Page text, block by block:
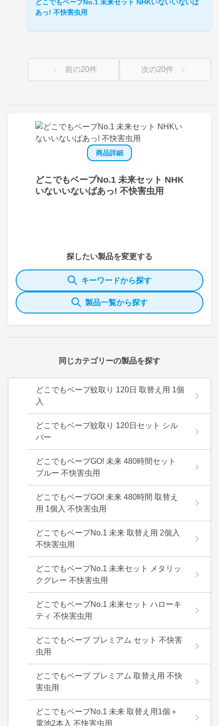
商品詳細
どこでもベープNo.1 未来セット NHK
いないいないばあっ! 不快害虫用
探したい製品を変更する
キーワードから探す
製品一覧から探す
同じカテゴリーの製品を探す
どこでもベープ蚊取り 120日 取替え用 1個
入
どこでもベープ蚊取り 120日セット シル
バー
どこでもベープGO! 未来 480時間セット
ブルー 不快害虫用
どこでもベープGO! 未来 480時間 取替え
用 1個入 不快害虫用
どこでもベープNo.1 未来 取替え用 2個入
不快害虫用
どこでもベープNo.1 未来セット メタリッ
クグレー 不快害虫用
どこでもベープNo.1 未来セット ハローキ
ティ 不快害虫用
どこでもベープ プレミアム セット 不快害
虫用
どこでもベープ プレミアム 取替え用 不快
害虫用
どこでもベープNo.1 未来 取替え用1個＋
電池2本入 不快害虫用
どこでもベープNo.1 未来セット NHKいないいないば
あっ! 不快害虫用
前の20件 次の20件